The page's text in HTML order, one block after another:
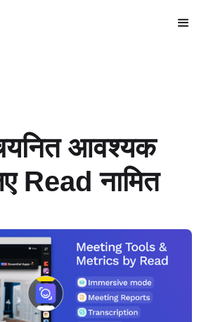
आवश्यक
Read नामित